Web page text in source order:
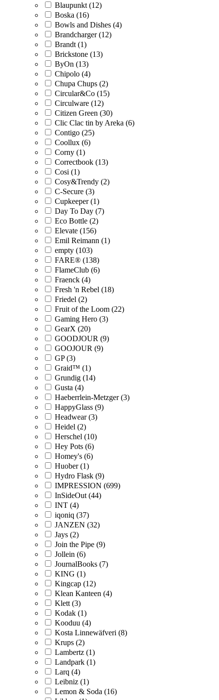
Blaupunkt (12)
Boska (16)
Bowls and Dishes (4)
Brandcharger (12)
Brandt (1)
Brickstone (13)
ByOn (13)
Chipolo (4)
Chupa Chups (2)
Circular&Co (15)
Circulware (12)
Citizen Green (30)
Clic Clac tin by Areka (6)
Contigo (25)
Coollux (6)
Corny (1)
Correctbook (13)
Cosi (1)
Cosy&Trendy (2)
C-Secure (3)
Cupkeeper (1)
Day To Day (7)
Eco Bottle (2)
Elevate (156)
Emil Reimann (1)
empty (103)
FARE® (138)
FlameClub (6)
Fraenck (4)
Fresh 'n Rebel (18)
Friedel (2)
Fruit of the Loom (22)
Gaming Hero (3)
GearX (20)
GOODJOUR (9)
GOOJOUR (9)
GP (3)
Graid™ (1)
Grundig (14)
Gusta (4)
Haeberrlein-Metzger (3)
HappyGlass (9)
Headwear (3)
Heidel (2)
Herschel (10)
Hey Pots (6)
Homey's (6)
Huober (1)
Hydro Flask (9)
IMPRESSION (699)
InSideOut (44)
INT (4)
iqoniq (37)
JANZEN (32)
Jays (2)
Join the Pipe (9)
Jollein (6)
JournalBooks (7)
KING (1)
Kingcap (12)
Klean Kanteen (4)
Klett (3)
Kodak (1)
Kooduu (4)
Kosta Linnewäfveri (8)
Krups (2)
Lambertz (1)
Landpark (1)
Larq (4)
Leibniz (1)
Lemon & Soda (16)